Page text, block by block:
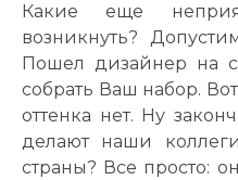
Какие еще
возникнуть?
Пошел дизайнер на
собрать Ваш набор.
оттенка нет. Ну
делают наши
страны? Все просто: